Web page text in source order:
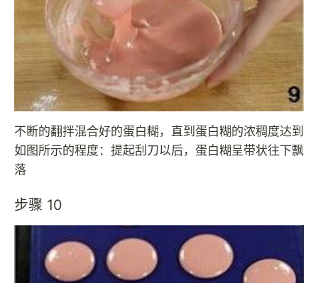
不断的翻拌混合好的蛋白糊，直到蛋白糊的浓稠度达到
如图所示的程度：提起刮刀以后，蛋白糊呈带状往下飘
落
步骤 10